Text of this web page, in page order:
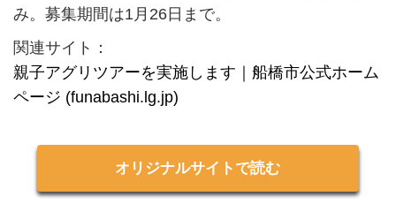
み。募集期間は1月26日まで。
関連サイト：
親子アグリツアーを実施します｜船橋市公式ホーム
ページ (funabashi.lg.jp)
オリジナルサイトで読む